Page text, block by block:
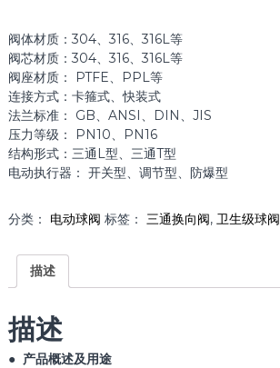
阀体材质：304、316、316L等
阀芯材质：304、316、316L等
阀座材质： PTFE、PPL等
连接方式：卡箍式、快装式
法兰标准： GB、ANSI、DIN、JIS
压力等级： PN10、PN16
结构形式：三通L型、三通T型
电动执行器： 开关型、调节型、防爆型
分类： 电动球阀 标签： 三通换向阀, 卫生级球阀
描述
描述
● 产品概述及用途